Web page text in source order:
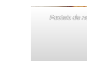
Pasteis de